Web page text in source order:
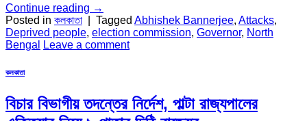
Continue reading →
Posted in কলকাতা Tagged Abhishek Bannerjee, Attacks,
Deprived people, election commission, Governor, North
Bengal
Leave a comment
কলকাতা
বিচার বিভাগীয় তদন্তের নির্দেশ, পাল্টা রাজ্যপালের